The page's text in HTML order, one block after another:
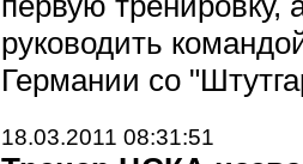
руководить
Германии со
18.03.2011 08:31:51